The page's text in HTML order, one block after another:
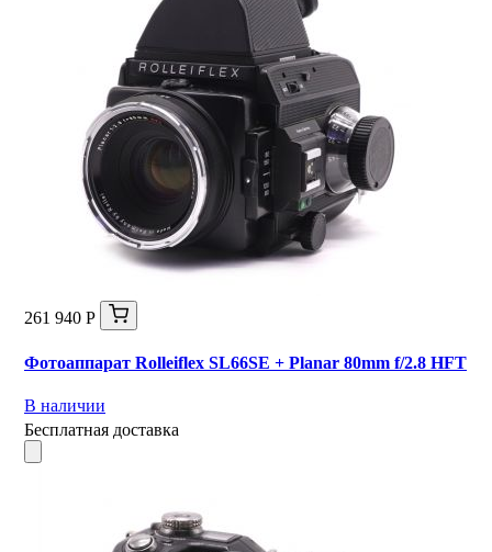
261 940 Р
Фотоаппарат Rolleiflex SL66SE + Planar 80mm f/2.8 HFT
В наличии
Бесплатная доставка